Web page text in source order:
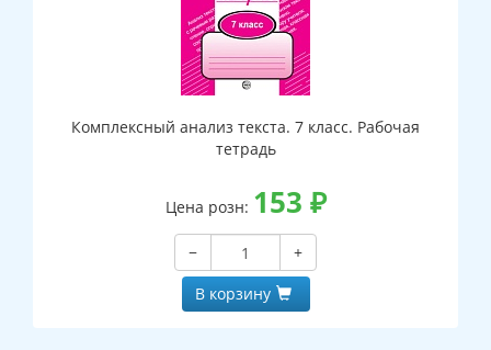
Комплексный анализ текста. 7 класс. Рабочая
тетрадь
Цена розн: 153 ₽
−
+
В корзину